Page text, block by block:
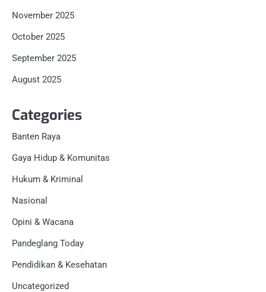
November 2025
October 2025
September 2025
August 2025
Categories
Banten Raya
Gaya Hidup & Komunitas
Hukum & Kriminal
Nasional
Opini & Wacana
Pandeglang Today
Pendidikan & Kesehatan
Uncategorized